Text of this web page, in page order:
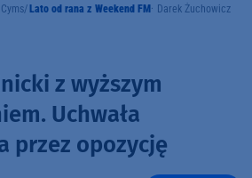
Lato od rana z Weekend FM Darek Żuchowicz
z wyższym
Uchwała
przez opozycję